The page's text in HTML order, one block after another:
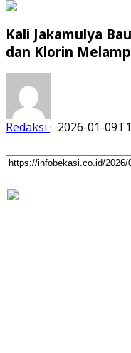
Kali Jakamulya
dan Klorin
Redaksi · 2026-01-